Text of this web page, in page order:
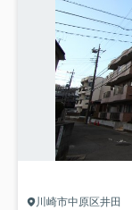
川崎市中原区井田